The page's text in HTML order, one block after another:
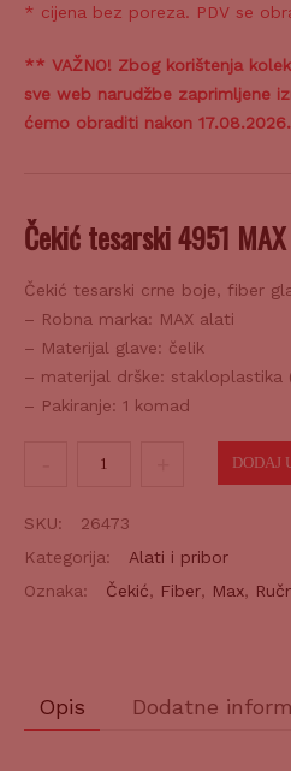
* cijena bez poreza. PDV se
** VAŽNO! Zbog korištenja
sve web narudžbe zaprimljene
ćemo obraditi nakon 17.08.2026.
Čekić tesarski 4951
Čekić tesarski crne boje, fiber
– Robna marka: MAX alati
– Materijal glave: čelik
– materijal drške: stakloplastika
– Pakiranje: 1 komad
Čekić
DODAJ
SKU:
26473
Kategorija:
Alati i pribor
Oznaka:
Čekić, Fiber, Max,
Opis Dodatne